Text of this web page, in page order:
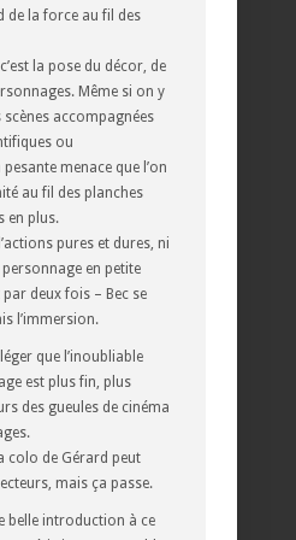
de la force au fil des
la pose du décor, de
Même si on y
accompagnées
ou
menace que l’on
au fil des planches
en plus.
pures et dures, ni
en petite
deux fois – Bec se
l’immersion.
que l’inoubliable
est plus fin, plus
des gueules de cinéma
colo de Gérard peut
mais ça passe.
belle introduction à ce